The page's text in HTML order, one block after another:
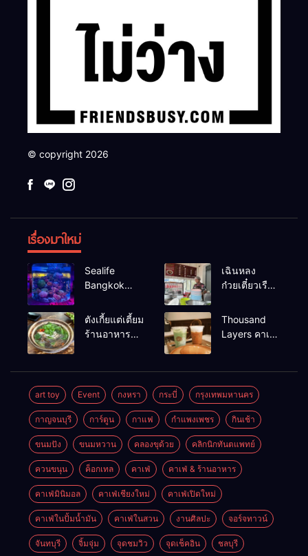
© copyright 2026
เรื่องมาใหม่
Sealife
Bangkok
แบงค์คอก
เฉินหลง
ก๋วยเตี๋ยวเรือ
อร่อยร้านดัง
หาดใหญ่
ตังเกี้ยแต่เตี้ยม
ร้านอาหาร
Thousand
Layers คาเฟ่
art toy Event กงหรา กระบี่ กรุงเทพมหานคร
กาญจนบุรี การ์ตูน กาแฟ กำแพงเพชร กินเช้า
ขนมปัง ขนมหวาน คลองขุด้วย คลิกนิกทันตแพทย์
ควนขนุน ค็อกเทล คาเฟ่ คาเฟ่ & ร้านอาหาร
คาเฟ่มินิมอล คาเฟ่เชียงใหม่ คาเฟ่เปิดใหม่
คาเฟ่ในปั้มน้ำมัน คาเฟ่ในสวน งานศิลปะ จอร์จทาวน์
จันทบุรี จิ้มจุ่ม จุดชมวิว จุดเช็คอิน ชลบุรี